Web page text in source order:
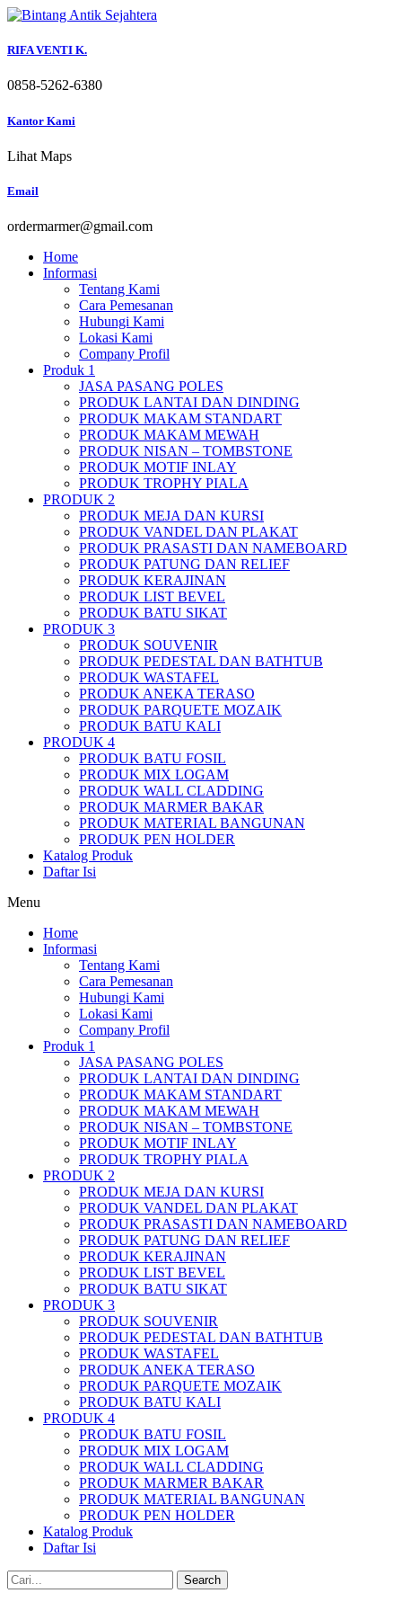
Skip
content
RIFA VENTI K.
0858-5262-6380
Kantor Kami
Lihat Maps
Email
ordermarmer@gmail.com
Home
Informasi
Tentang Kami
Cara Pemesanan
Hubungi Kami
Lokasi Kami
Company Profil
Produk 1
JASA PASANG POLES
PRODUK LANTAI DAN DINDING
PRODUK MAKAM STANDART
PRODUK MAKAM MEWAH
PRODUK NISAN – TOMBSTONE
PRODUK MOTIF INLAY
PRODUK TROPHY PIALA
PRODUK 2
PRODUK MEJA DAN KURSI
PRODUK VANDEL DAN PLAKAT
PRODUK PRASASTI DAN NAMEBOARD
PRODUK PATUNG DAN RELIEF
PRODUK KERAJINAN
PRODUK LIST BEVEL
PRODUK BATU SIKAT
PRODUK 3
PRODUK SOUVENIR
PRODUK PEDESTAL DAN BATHTUB
PRODUK WASTAFEL
PRODUK ANEKA TERASO
PRODUK PARQUETE MOZAIK
PRODUK BATU KALI
PRODUK 4
PRODUK BATU FOSIL
PRODUK MIX LOGAM
PRODUK WALL CLADDING
PRODUK MARMER BAKAR
PRODUK MATERIAL BANGUNAN
PRODUK PEN HOLDER
Katalog Produk
Daftar Isi
Menu
Home
Informasi
Tentang Kami
Cara Pemesanan
Hubungi Kami
Lokasi Kami
Company Profil
Produk 1
JASA PASANG POLES
PRODUK LANTAI DAN DINDING
PRODUK MAKAM STANDART
PRODUK MAKAM MEWAH
PRODUK NISAN – TOMBSTONE
PRODUK MOTIF INLAY
PRODUK TROPHY PIALA
PRODUK 2
PRODUK MEJA DAN KURSI
PRODUK VANDEL DAN PLAKAT
PRODUK PRASASTI DAN NAMEBOARD
PRODUK PATUNG DAN RELIEF
PRODUK KERAJINAN
PRODUK LIST BEVEL
PRODUK BATU SIKAT
PRODUK 3
PRODUK SOUVENIR
PRODUK PEDESTAL DAN BATHTUB
PRODUK WASTAFEL
PRODUK ANEKA TERASO
PRODUK PARQUETE MOZAIK
PRODUK BATU KALI
PRODUK 4
PRODUK BATU FOSIL
PRODUK MIX LOGAM
PRODUK WALL CLADDING
PRODUK MARMER BAKAR
PRODUK MATERIAL BANGUNAN
PRODUK PEN HOLDER
Katalog Produk
Daftar Isi
Search